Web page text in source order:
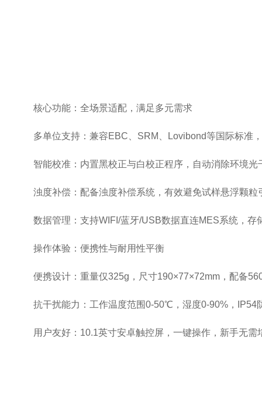
核心功能：全场景适配，满足多元需求
多单位支持：兼容EBC、SRM、Lovibond等国际标准
智能校准：内置黑校正与白校正程序，自动消除环境光
浊度补偿：配备浊度补偿系统，有效避免试样悬浮颗粒
数据管理：支持WIFI/蓝牙/USB数据直连MES系统，存
操作体验：便携性与耐用性平衡
便携设计：重量仅325g，尺寸190×77×72mm，配备
抗干扰能力：工作温度范围0-50℃，湿度0-90%，IP54
用户友好：10.1英寸安卓触控屏，一键操作，新手无需